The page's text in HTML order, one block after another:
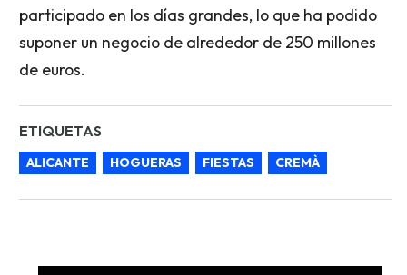
participado en los días grandes, lo que ha podido
suponer un negocio de alrededor de 250 millones
de euros.
ETIQUETAS
ALICANTE HOGUERAS FIESTAS CREMÀ